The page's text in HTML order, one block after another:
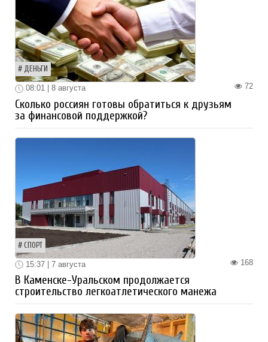
ДЕНЬГИ
72
08:01 | 8 августа
Сколько россиян готовы обратиться к друзьям
за финансовой поддержкой?
СПОРТ
168
15:37 | 7 августа
В Каменске-Уральском продолжается
строительство легкоатлетического манежа